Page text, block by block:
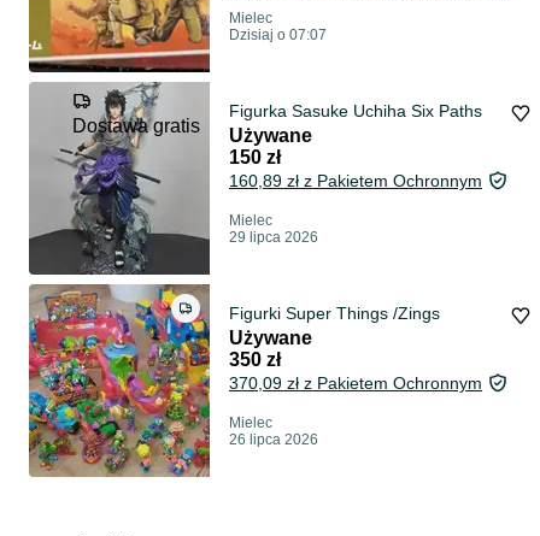
Mielec
Dzisiaj o 07:07
Dostawa gratis
Figurka Sasuke Uchiha Six Paths
Używane
150 zł
160,89 zł z Pakietem Ochronnym
Mielec
29 lipca 2026
Figurki Super Things /Zings
Używane
350 zł
370,09 zł z Pakietem Ochronnym
Mielec
26 lipca 2026